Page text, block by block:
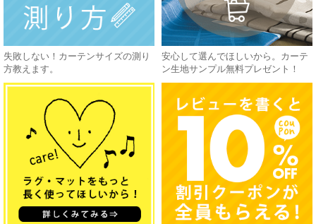
失敗しない！カーテンサイズの測り
方教えます。
安心して選んでほしいから。カーテ
ン生地サンプル無料プレゼント！